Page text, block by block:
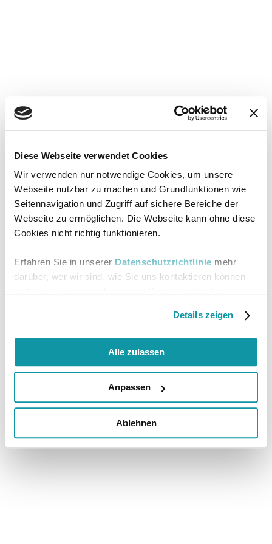
Diese Webseite verwendet Cookies
Wir verwenden nur notwendige Cookies, um unsere
Webseite nutzbar zu machen und Grundfunktionen wie
Seitennavigation und Zugriff auf sichere Bereiche der
Webseite zu ermöglichen. Die Webseite kann ohne diese
Cookies nicht richtig funktionieren.
Erfahren Sie in unserer Datenschutzrichtlinie mehr
darüber, wer wir sind, wie Sie uns kontaktieren können
Details zeigen
Alle zulassen
Anpassen
Ablehnen